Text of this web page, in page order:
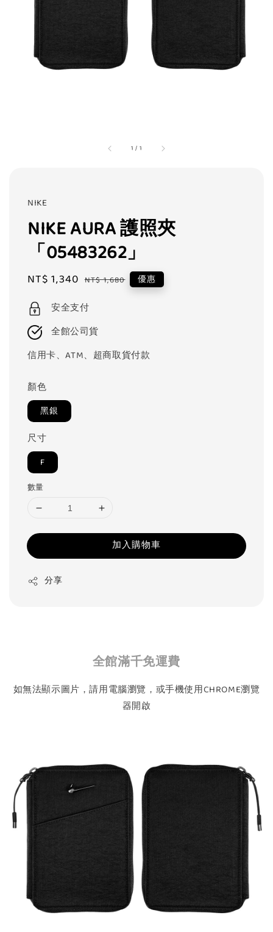
1 / 1
NIKE
NIKE AURA 護照夾
「05483262」
Sale
NT$ 1,340 Regular
NT$ 1,680 優惠
安全支付
全館公司貨
信用卡、ATM、超商取貨付款
顏色
黑銀
尺寸
F
數量
加入購物車
分享
全館滿千免運費
如無法顯示圖片，請用電腦瀏覽，或手機使用CHROME瀏覽
器開啟